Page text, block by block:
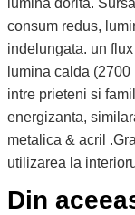
lumina dorita.
consum redus,
indelungata. un
lumina calda
intre prieteni si
energizanta,
metalica & acril
utilizarea la
Din